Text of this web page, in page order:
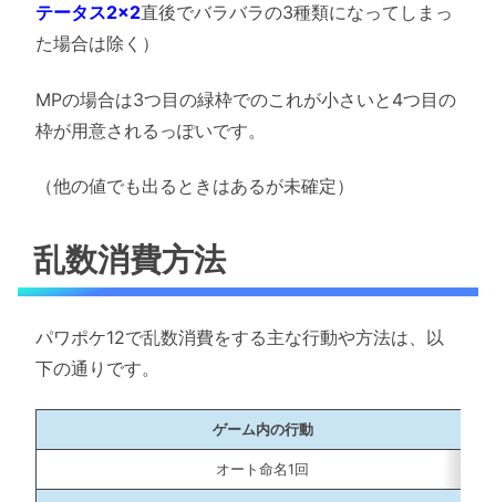
テータス2×2直後でバラバラの3種類になってしまっ
た場合は除く）
MPの場合は3つ目の緑枠でのこれが小さいと4つ目の
枠が用意されるっぽいです。
（他の値でも出るときはあるが未確定）
乱数消費方法
パワポケ12で乱数消費をする主な行動や方法は、以
下の通りです。
ゲーム内の行動
オート命名1回